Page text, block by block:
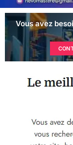
Vous avez